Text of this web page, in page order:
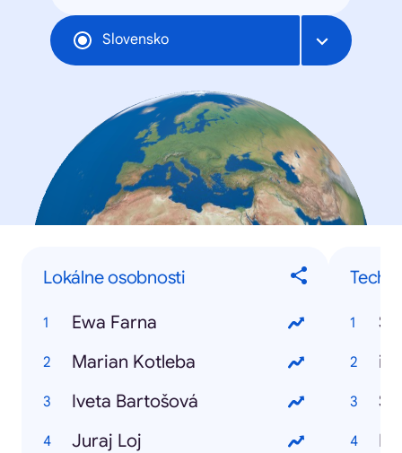
Slovensko
Lokálne osobnosti
Ewa Farna
Marian Kotleba
Iveta Bartošová
Juraj Loj